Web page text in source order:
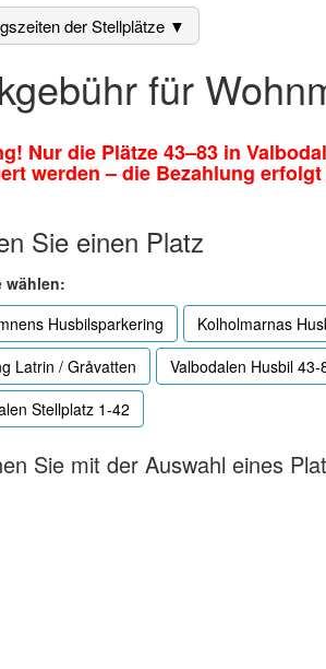
der Stellplätze ▼
für
Nur die Plätze 43–83 in
werden – die Bezahlung
Sie einen Platz
wählen:
Husbilsparkering
Kolholmarnas
Latrin / Gråvatten
Valbodalen Husbil 43-
Stellplatz 1-42
Sie mit der Auswahl eines